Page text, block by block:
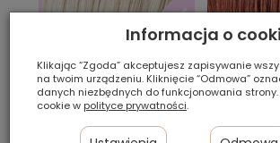
Informacja o
Klikając “Zgoda” akceptujesz zapisywanie
na twoim urządzeniu. Kliknięcie “Odmowa”
danych niezbędnych do funkcjonowania
cookie w polityce prywatności.